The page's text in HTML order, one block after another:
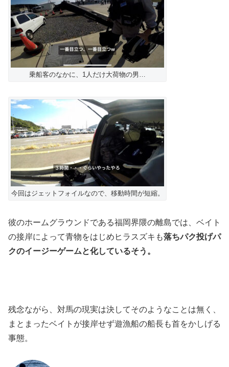
乗船客のなかに、1人だけ大荷物の男…
今回はジェットフォイルなので、移動時間が短縮。
彼のホームグラウンドである福岡界隈の離島では、ベイト
の接岸によって青物をはじめヒラスズキも落ちパク投げパ
クのイージーゲームと化しているそう。
残念ながら、対馬の現実は決してそのようなことは無く、
まとまったベイトが接岸せず遊漁船の船長も首をかしげる
事態。